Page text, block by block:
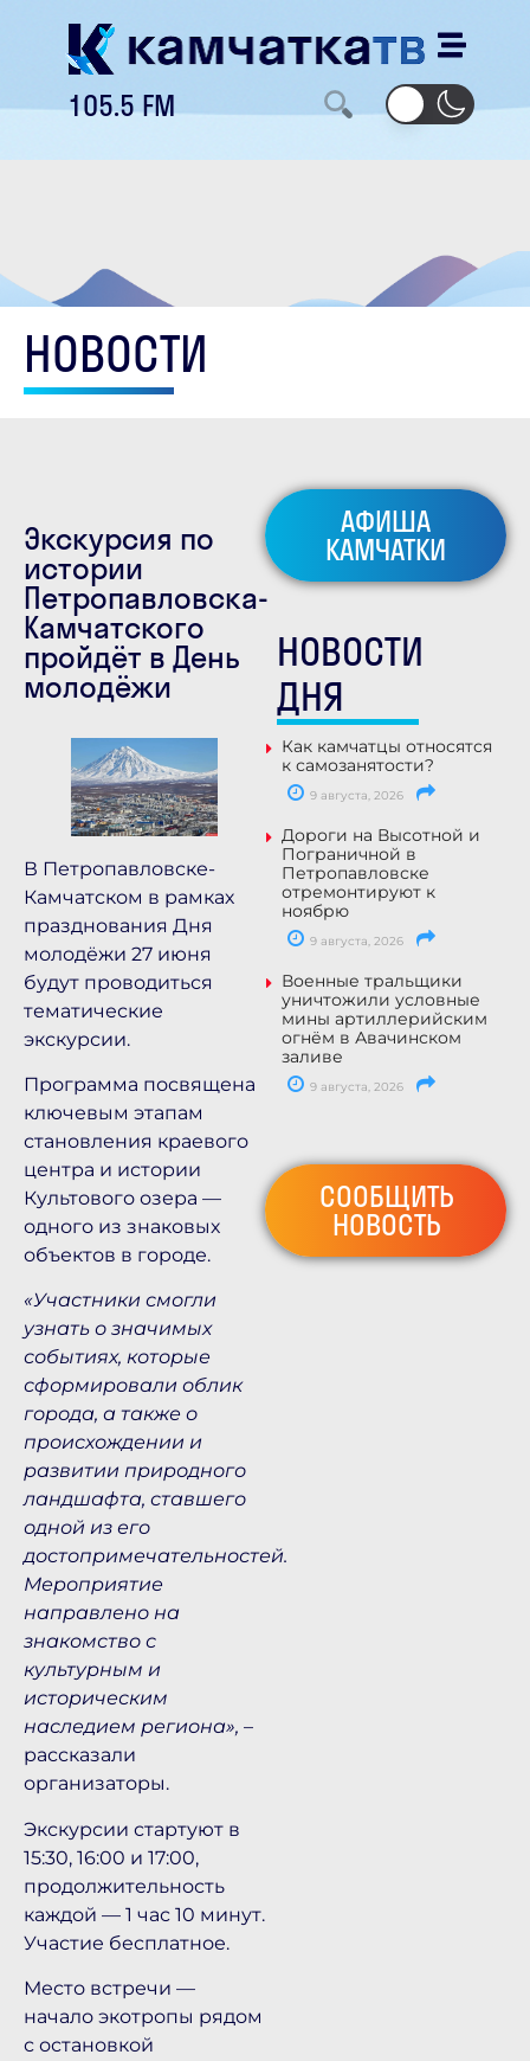
105.5 FM
НОВОСТИ
Экскурсия по
истории
Петропавловска-
Камчатского
пройдёт в День
молодёжи
В Петропавловске-
Камчатском в рамках
празднования Дня
молодёжи 27 июня
будут проводиться
тематические
экскурсии.
Программа посвящена
ключевым этапам
становления краевого
центра и истории
Культового озера —
одного из знаковых
объектов в городе.
«Участники смогли
узнать о значимых
событиях, которые
сформировали облик
города, а также о
происхождении и
развитии природного
ландшафта, ставшего
одной из его
достопримечательностей.
Мероприятие
направлено на
знакомство с
культурным и
историческим
наследием региона», –
рассказали
организаторы.
Экскурсии стартуют в
15:30, 16:00 и 17:00,
продолжительность
каждой — 1 час 10 минут.
Участие бесплатное.
Место встречи —
начало экотропы рядом
с остановкой
АФИША
КАМЧАТКИ
НОВОСТИ
ДНЯ
Как камчатцы относятся
к самозанятости?
9 августа, 2026
Дороги на Высотной и
Пограничной в
Петропавловске
отремонтируют к
ноябрю
9 августа, 2026
Военные тральщики
уничтожили условные
мины артиллерийским
огнём в Авачинском
заливе
9 августа, 2026
СООБЩИТЬ
НОВОСТЬ